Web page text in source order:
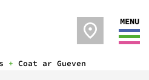
+ Coat ar Gueven
MENU